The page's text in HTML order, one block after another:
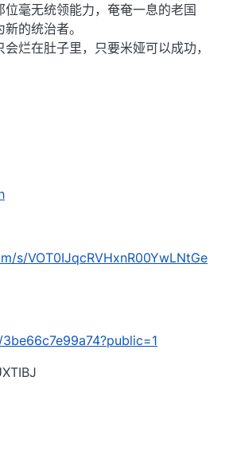
毫无统领能力，奄奄一息的老国
的统治者。
烂在肚子里，只要米娅可以成功，
s/VOT0IJqcRVHxnR00YwLNtGe